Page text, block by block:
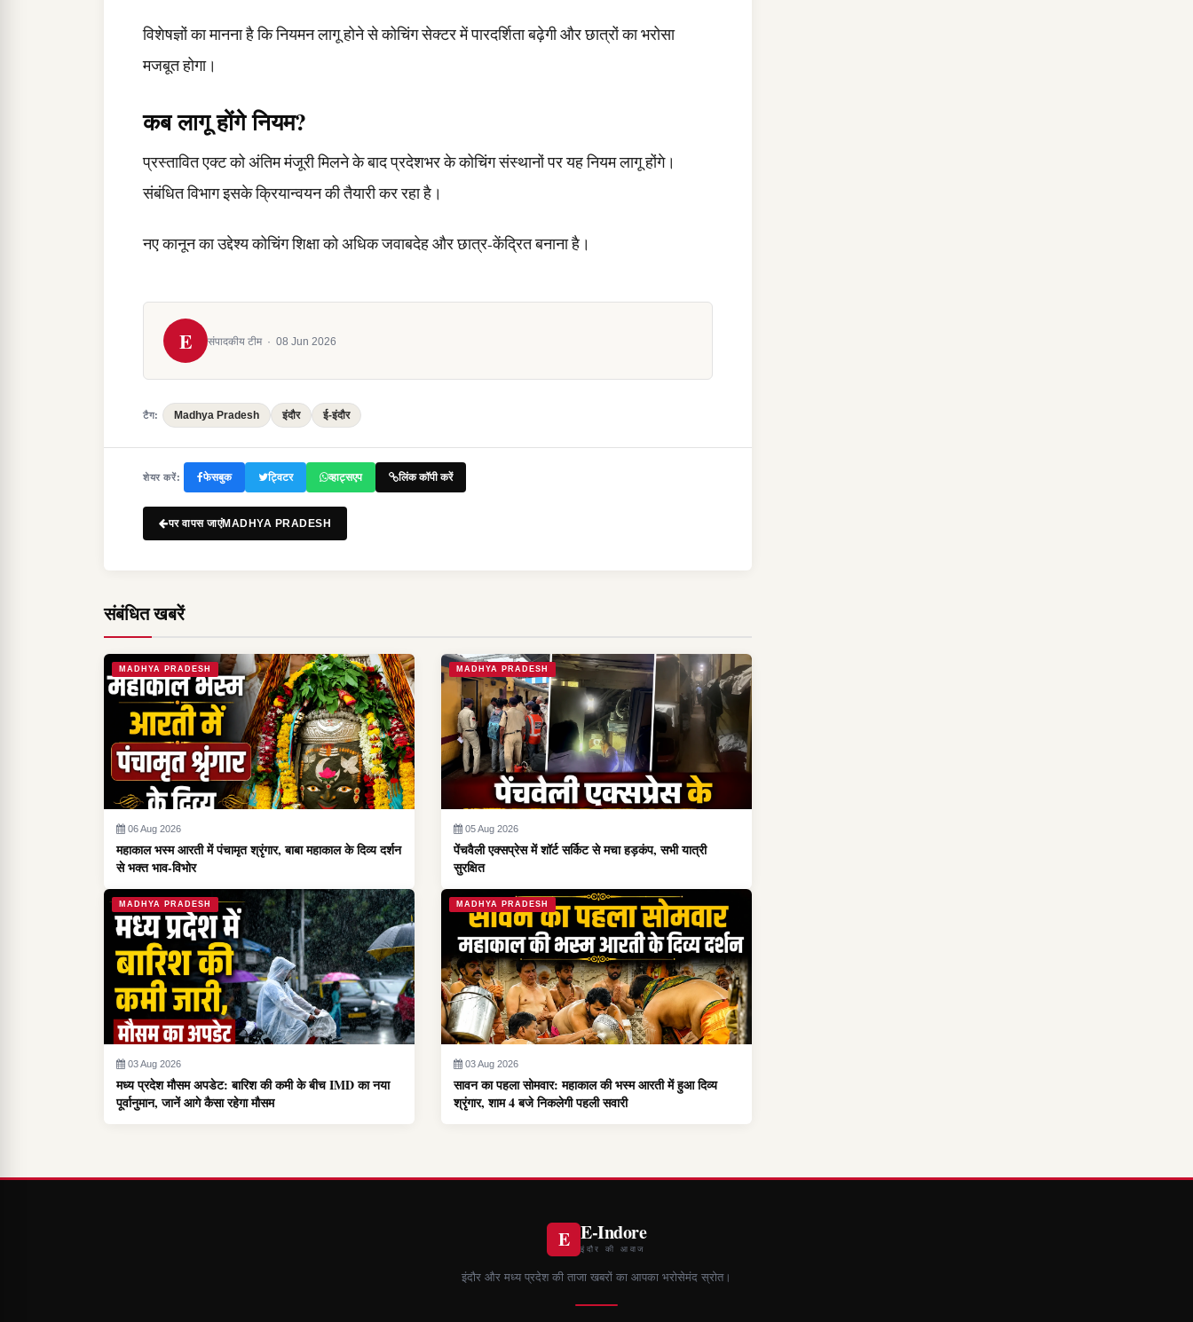
विशेषज्ञों का मानना है कि नियमन लागू होने से कोचिंग सेक्टर में पारदर्शिता बढ़ेगी और छात्रों का भरोसा
मजबूत होगा।
कब लागू होंगे नियम?
प्रस्तावित एक्ट को अंतिम मंजूरी मिलने के बाद प्रदेशभर के कोचिंग संस्थानों पर यह नियम लागू होंगे।
संबंधित विभाग इसके क्रियान्वयन की तैयारी कर रहा है।
नए कानून का उद्देश्य कोचिंग शिक्षा को अधिक जवाबदेह और छात्र-केंद्रित बनाना है।
E संपादकीय टीम · 08 Jun 2026
टैग: Madhya Pradesh इंदौर ई-इंदौर
शेयर करें: फेसबुक ट्विटर व्हाट्सएप लिंक कॉपी करें
पर वापस जाएंMADHYA PRADESH
संबंधित खबरें
MADHYA PRADESH
06 Aug 2026
महाकाल भस्म आरती में पंचामृत श्रृंगार, बाबा महाकाल के दिव्य दर्शन
से भक्त भाव-विभोर
MADHYA PRADESH
05 Aug 2026
पेंचवैली एक्सप्रेस में शॉर्ट सर्किट से मचा हड़कंप, सभी यात्री
सुरक्षित
MADHYA PRADESH
03 Aug 2026
मध्य प्रदेश मौसम अपडेट: बारिश की कमी के बीच IMD का नया
पूर्वानुमान, जानें आगे कैसा रहेगा मौसम
MADHYA PRADESH
03 Aug 2026
सावन का पहला सोमवार: महाकाल की भस्म आरती में हुआ दिव्य
श्रृंगार, शाम 4 बजे निकलेगी पहली सवारी
E E-Indore
इंदौर की आवाज
इंदौर और मध्य प्रदेश की ताजा खबरों का आपका भरोसेमंद स्रोत।